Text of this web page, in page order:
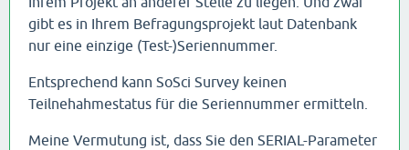
gibt es in Ihrem Befragungsprojekt laut Datenbank
nur eine einzige (Test-)Seriennummer.
Entsprechend kann SoSci Survey keinen
Teilnehahmestatus für die Seriennummer ermitteln.
Meine Vermutung ist, dass Sie den SERIAL-Parameter